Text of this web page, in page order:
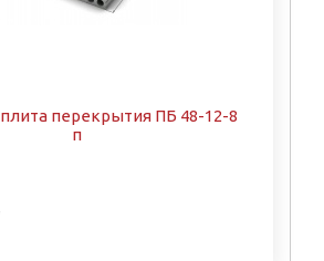
плита перекрытия ПБ 48-12-8
п